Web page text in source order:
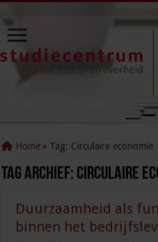
Home » Tag: Circulaire economie
Tag Archief: Circulaire
Duurzaamheid als
binnen het